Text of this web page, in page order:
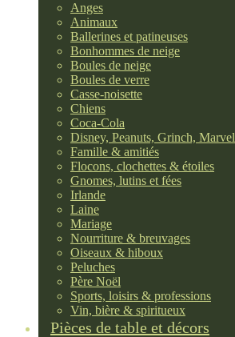
Anges
Animaux
Ballerines et patineuses
Bonhommes de neige
Boules de neige
Boules de verre
Casse-noisette
Chiens
Coca-Cola
Disney, Peanuts, Grinch, Marvel
Famille & amitiés
Flocons, clochettes & étoiles
Gnomes, lutins et fées
Irlande
Laine
Mariage
Nourriture & breuvages
Oiseaux & hiboux
Peluches
Père Noël
Sports, loisirs & professions
Vin, bière & spiritueux
Pièces de table et décors